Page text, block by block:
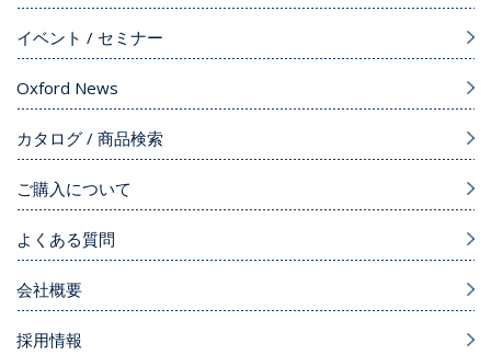
イベント / セミナー
Oxford News
カタログ / 商品検索
ご購入について
よくある質問
会社概要
採用情報